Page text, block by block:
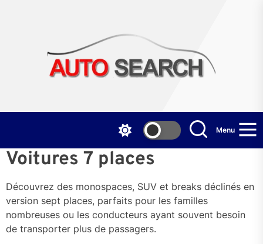
Menu
Voitures 7 places
Découvrez des monospaces, SUV et breaks déclinés en
version sept places, parfaits pour les familles
nombreuses ou les conducteurs ayant souvent besoin
de transporter plus de passagers.